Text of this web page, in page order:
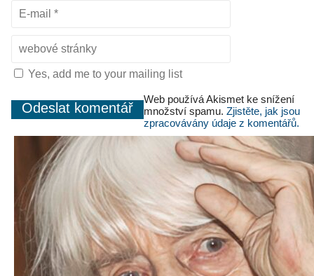
Yes, add me to your mailing list
Web používá Akismet ke snížení
množství spamu. Zjistěte, jak jsou
zpracovávány údaje z komentářů.